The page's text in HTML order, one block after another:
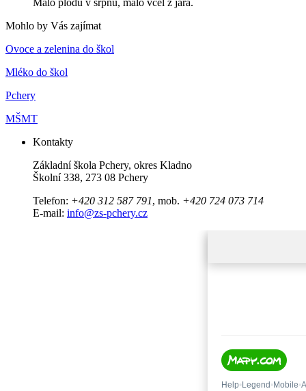
Mohlo by Vás zajímat
Ovoce a zelenina do škol
Mléko do škol
Pchery
MŠMT
Kontakty
Základní škola Pchery, okres Kladno
Školní 338, 273 08 Pchery
Telefon: +420 312 587 791, mob. +420 724 073 714
E-mail: info@zs-pchery.cz